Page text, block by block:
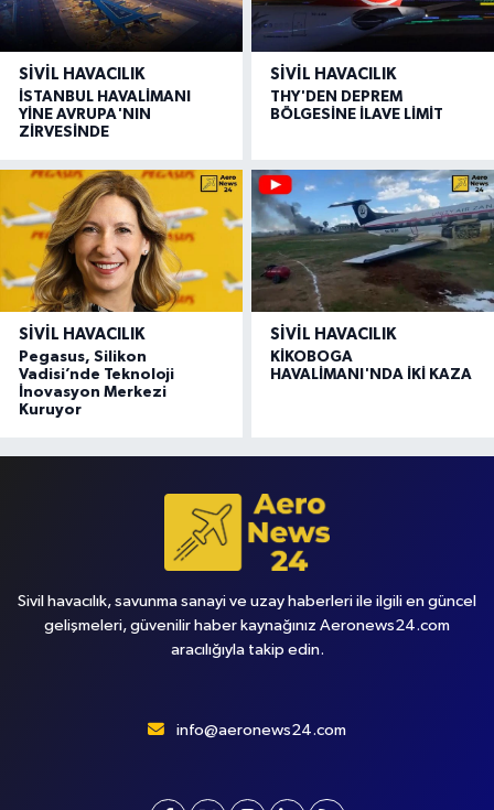
SIVIL HAVACILIK
İSTANBUL HAVALİMANI
YİNE AVRUPA'NIN
ZİRVESİNDE
SIVIL HAVACILIK
THY'DEN DEPREM
BÖLGESİNE İLAVE LİMİT
SIVIL HAVACILIK
Pegasus, Silikon
Vadisi’nde Teknoloji
İnovasyon Merkezi
Kuruyor
SIVIL HAVACILIK
KİKOBOGA
HAVALİMANI'NDA İKİ KAZA
Sivil havacılık, savunma sanayi ve uzay haberleri ile ilgili en güncel
gelişmeleri, güvenilir haber kaynağınız Aeronews24.com
aracılığıyla takip edin.
info@aeronews24.com